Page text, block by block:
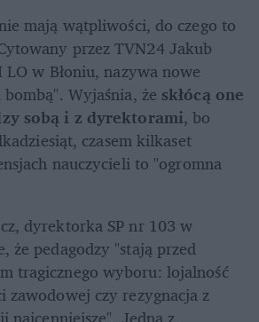
mają wątpliwości, do czego to
przez TVN24 Jakub
w Błoniu, nazywa nowe
Wyjaśnia, że skłócą one
sobą i z dyrektorami, bo
czasem kilkaset
nauczycieli to "ogromna
dyrektorka SP nr 103 w
że pedagodzy "stają przed
tragicznego wyboru: lojalność
zawodowej czy rezygnacja z